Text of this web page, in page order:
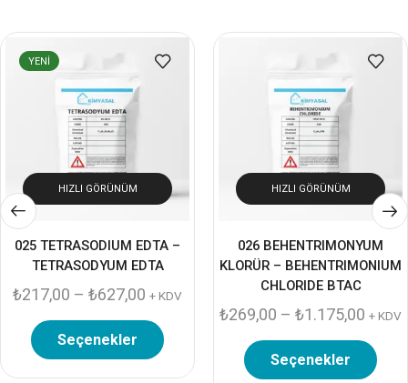
YENI
HIZLI GÖRÜNÜM
025 TETRASODIUM EDTA –
TETRASODYUM EDTA
₺217,00 – ₺627,00 + KDV
Seçenekler
HIZLI GÖRÜNÜM
026 BEHENTRIMONYUM
KLORÜR – BEHENTRIMONIUM
CHLORIDE BTAC
₺269,00 – ₺1.175,00 + KDV
Seçenekler